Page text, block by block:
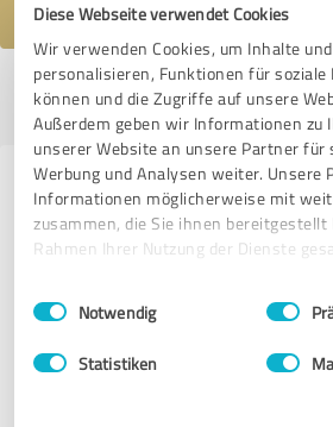
Diese Webseite verwendet Cookies
Wir verwenden Cookies, um Inhalte
personalisieren, Funktionen für soziale
können und die Zugriffe auf unsere
Außerdem geben wir Informationen zu
unserer Website an unsere Partner für
Werbung und Analysen weiter. Unsere
Informationen möglicherweise mit
zusammen, die Sie ihnen bereitgestellt
Rahmen Ihrer Nutzung der Dienste
Impressum Datenschutzbestimmungen
Einwilligungsauswahl
Notwendig
Statistiken
Profil aktiv seit 14.08.2019 | Letzte
melden
Erfahrungen zu
Anbietern aus dem
PocketPRO